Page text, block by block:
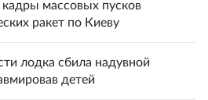
кадры массовых пусков
ракет по Киеву
лодка сбила надувной
детей